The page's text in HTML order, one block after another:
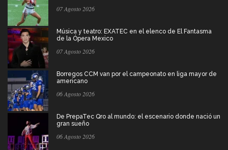
07 Agosto 2026
Música y teatro: EXATEC en el elenco de El Fantasma
de la Ópera Mexico
07 Agosto 2026
Borregos CCM van por el campeonato en liga mayor de
americano
06 Agosto 2026
De PrepaTec Qro al mundo: el escenario donde nació un
gran sueño
06 Agosto 2026